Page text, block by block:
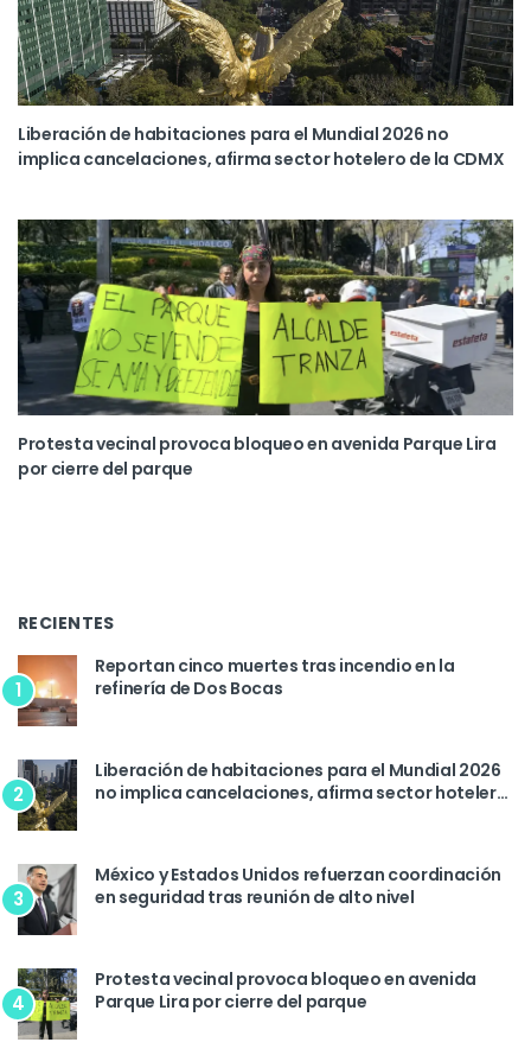
Liberación de habitaciones para el Mundial 2026 no
implica cancelaciones, afirma sector hotelero de la CDMX
Protesta vecinal provoca bloqueo en avenida Parque Lira
por cierre del parque
RECIENTES
1
Reportan cinco muertes tras incendio en la
refinería de Dos Bocas
2
Liberación de habitaciones para el Mundial 2026
no implica cancelaciones, afirma sector hotelero
3
México y Estados Unidos refuerzan coordinación
en seguridad tras reunión de alto nivel
4
Protesta vecinal provoca bloqueo en avenida
Parque Lira por cierre del parque